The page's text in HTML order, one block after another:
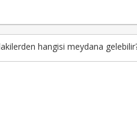
hangisi meydana